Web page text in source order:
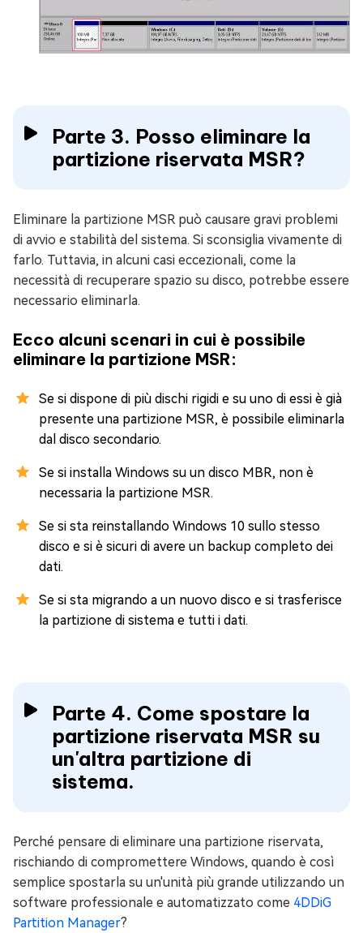
Parte 3. Posso eliminare la
partizione riservata MSR?
Eliminare la partizione MSR può causare gravi problemi
di avvio e stabilità del sistema. Si sconsiglia vivamente di
farlo. Tuttavia, in alcuni casi eccezionali, come la
necessità di recuperare spazio su disco, potrebbe essere
necessario eliminarla.
Ecco alcuni scenari in cui è possibile
eliminare la partizione MSR:
Se si dispone di più dischi rigidi e su uno di essi è già
presente una partizione MSR, è possibile eliminarla
dal disco secondario.
Se si installa Windows su un disco MBR, non è
necessaria la partizione MSR.
Se si sta reinstallando Windows 10 sullo stesso
disco e si è sicuri di avere un backup completo dei
dati.
Se si sta migrando a un nuovo disco e si trasferisce
la partizione di sistema e tutti i dati.
Parte 4. Come spostare la
partizione riservata MSR su
un'altra partizione di
sistema.
Perché pensare di eliminare una partizione riservata,
rischiando di compromettere Windows, quando è così
semplice spostarla su un'unità più grande utilizzando un
software professionale e automatizzato come 4DDiG
Partition Manager?